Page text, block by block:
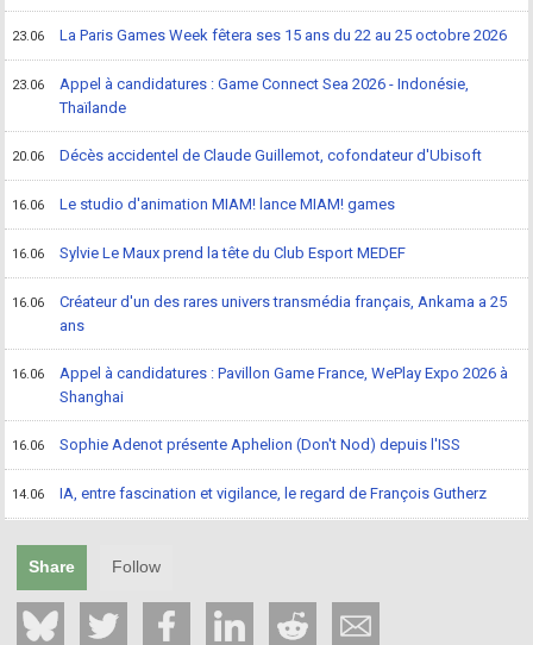
23.06 La Paris Games Week fêtera ses 15 ans du 22 au 25 octobre 2026
23.06
Appel à candidatures : Game Connect Sea 2026 - Indonésie,
Thaïlande
20.06 Décès accidentel de Claude Guillemot, cofondateur d'Ubisoft
16.06 Le studio d'animation MIAM! lance MIAM! games
16.06 Sylvie Le Maux prend la tête du Club Esport MEDEF
16.06
Créateur d'un des rares univers transmédia français, Ankama a 25
ans
16.06
Appel à candidatures : Pavillon Game France, WePlay Expo 2026 à
Shanghai
16.06 Sophie Adenot présente Aphelion (Don't Nod) depuis l'ISS
14.06 IA, entre fascination et vigilance, le regard de François Gutherz
Share Follow